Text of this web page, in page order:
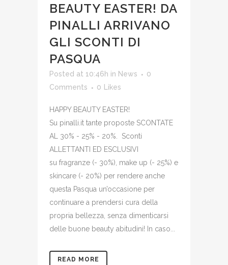
BEAUTY EASTER! DA
PINALLI ARRIVANO
GLI SCONTI DI
PASQUA
Posted at 10:46h in News
0
Comments
0 Likes
HAPPY BEAUTY EASTER!
Su pinalli.it tante proposte SCONTATE
AL 30% - 25% - 20%. Sconti
ALLETTANTI ED ESCLUSIVI
su fragranze (- 30%), make up (- 25%) e
skincare (- 20%) per rendere anche
questa Pasqua un’occasione per
continuare a prendersi cura della
propria bellezza, senza dimenticarsi
delle buone beauty abitudini! In caso...
READ MORE